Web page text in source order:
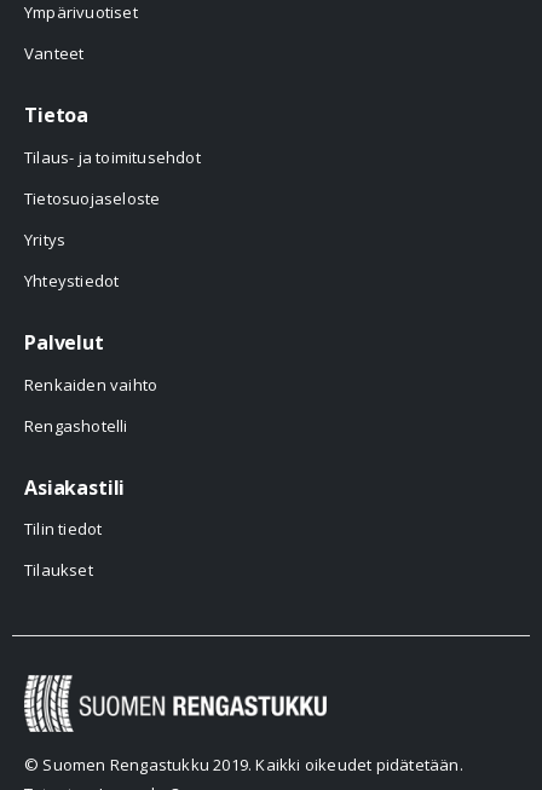
Ympärivuotiset
Vanteet
Tietoa
Tilaus- ja toimitusehdot
Tietosuojaseloste
Yritys
Yhteystiedot
Palvelut
Renkaiden vaihto
Rengashotelli
Asiakastili
Tilin tiedot
Tilaukset
© Suomen Rengastukku 2019. Kaikki oikeudet pidätetään.